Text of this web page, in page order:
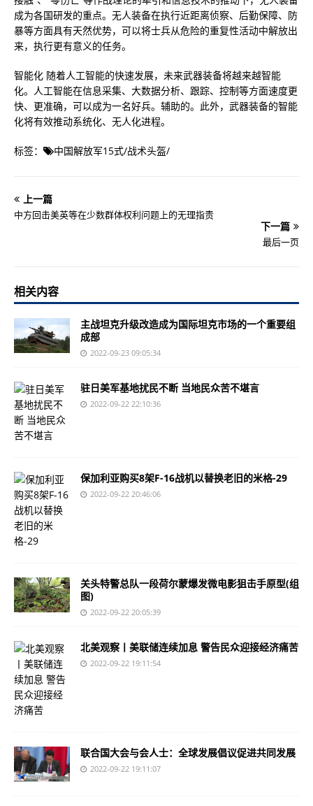
成为各国研发的重点。无人装备在执行近距离侦察、后勤保障、防
暴等方面具有天然优势，可以将士兵从危险的重复性活动中解放出
来，执行更有意义的任务。
智能化 随着人工智能的快速发展，未来武器装备将越来越智能
化。人工智能在信息采集、大数据分析、跟踪、控制等方面速度更
快、更准确，可以成为一名好兵。辅助的。此外，武器装备的智能
化将有效推动系统化、无人化进程。
标签： 中国解放军15式/战术头盔/
上一篇
中方回击美英等在少数群体权利问题上的无理指责
下一篇
最后一页
相关内容
主战坦克升级改造成为国际坦克市场的一个重要组
成部
2022-09-23 09:05:34
驻日美军基地扰民不断 当地民众苦不堪言
2022-09-22 22:10:36
保加利亚购买8架F-16战机以替换老旧的米格-29
2022-09-22 20:46:06
关头特警总队一段荷尔蒙爆发微电影狙击手原型(组
图)
2022-09-22 20:05:39
北美观察丨美联储连续加息 警告民众迎接经济痛苦
2022-09-22 19:11:54
联合国大会与会人士：全球发展倡议促进共同发展
2022-09-22 19:11:07